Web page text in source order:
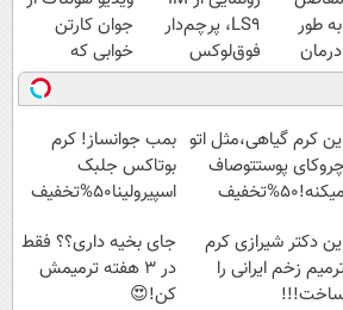
طور
LS9، پرچم‌دار
فوق‌لوکس
EREV وارد بازار
ایران شد
جوان کارتن
خوابی که
میلیاردر شد.
آموزش رایگان
کرم گیاهی،مثل اتو
چروکای پوستتوصاف
میکنه!50%تخفیف
بمب جوانساز! کرم
بوتاکس جلبک
اسپیرولینا50%تخفیف
دکتر شیرازی کرم
زخم ایرانی را
جای بخیه داری؟؟ فقط
در 3 هفته ترمیمش
کن!😍